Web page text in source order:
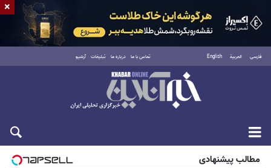
فارسی العربية English تماس با ما درباره ما تبلیغات آرشیو
جمعه ۱۶ مرداد ۱۴۰۵
مطالب پیشنهادی
×